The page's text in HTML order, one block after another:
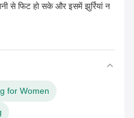
फिट हो सके और इसमें झुर्रियां न
for Women